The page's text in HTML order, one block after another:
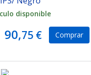
disponible
90,75 € Comprar